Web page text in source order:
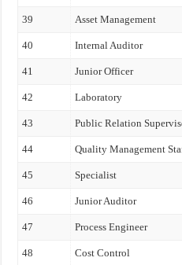
39 Asset Management
40 Internal Auditor
41 Junior Officer
42 Laboratory
43 Public Relation
44 Quality Management
45 Specialist
46 Junior Auditor
47 Process Engineer
48 Cost Control